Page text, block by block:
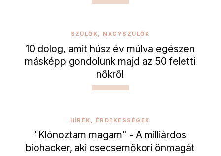
SZÜLŐK, NAGYSZÜLŐK
10 dolog, amit húsz év múlva egészen
másképp gondolunk majd az 50 feletti
nőkről
HÍREK, ÉRDEKESSÉGEK
"Klónoztam magam" - A milliárdos
biohacker, aki csecsemőkori önmagát